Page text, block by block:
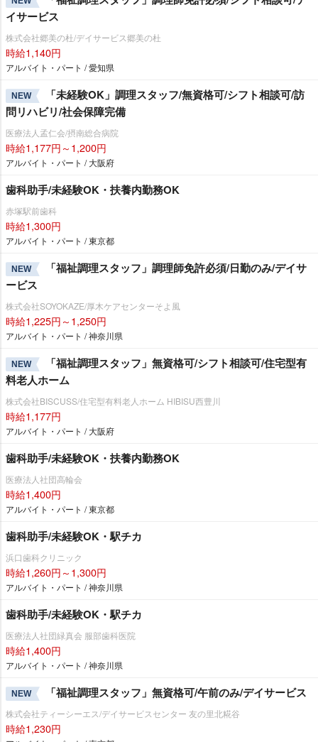
イサービス
株式会社郷美の杜/デイサービス郷美の杜
時給1,140円
アルバイト・パート / 愛知県
NEW
「未経験OK」調理スタッフ/無資格可/シフト相談可/訪
問リハビリ/社会保障完備
医療法人孟仁会/摂南総合病院
時給1,177円～1,200円
アルバイト・パート / 大阪府
歯科助手/未経験OK・扶養内勤務OK
赤塚駅前歯科
時給1,300円
アルバイト・パート / 東京都
NEW
「福祉調理スタッフ」調理師免許必須/日勤のみ/デイサ
ービス
株式会社SOYOKAZE/厚木ケアセンターそよ風
時給1,225円～1,250円
アルバイト・パート / 神奈川県
NEW
「福祉調理スタッフ」無資格可/シフト相談可/住宅型有
料老人ホーム
株式会社BISCUSS/住宅型有料老人ホーム HIBISU西豊川
時給1,177円
アルバイト・パート / 大阪府
歯科助手/未経験OK・扶養内勤務OK
医療法人社団高輪会
時給1,400円
アルバイト・パート / 東京都
歯科助手/未経験OK・駅チカ
浜口歯科クリニック
時給1,260円～1,300円
アルバイト・パート / 神奈川県
歯科助手/未経験OK・駅チカ
医療法人社団緑真会 服部歯科医院
時給1,400円
アルバイト・パート / 神奈川県
NEW 「福祉調理スタッフ」無資格可/午前のみ/デイサービス
株式会社ティーシーエス/デイサービスセンター 友の里北糀谷
時給1,230円